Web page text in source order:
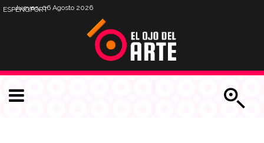
Jueves, 06 Agosto 2026
ESPENGPORT